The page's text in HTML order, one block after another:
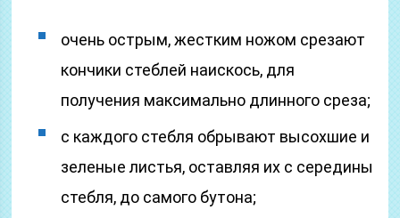
очень острым, жестким ножом срезают
кончики стеблей наискось, для
получения максимально длинного среза;
с каждого стебля обрывают высохшие и
зеленые листья, оставляя их с середины
стебля, до самого бутона;